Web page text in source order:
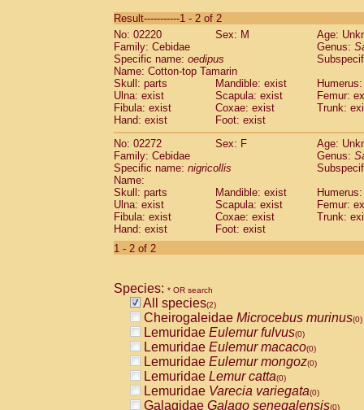
CebidaeSaguinus labiatus(0)
Cebidae Saguinus leucopus (0)
Cebidae
CebidaeSaguinus mystax
Cebidae Saguinus nigricollis (1)
Cebidae Saguinus oedipus
Cebidae Saguinus weddelli
Cebidae Saguinusspp.
Cebidae Aotus trivirgatus
Cebidae
CebidaeCebus apella
Cebidae
Cebidae Cebus nigrivittatus
Cebidae Cebusspp.(0)
Cebidae Saimiri boliviensis
CebidaeSaimiri sciureus(0)
AtelidaeAlouatta caraya(0)
Atelidae Alouatta seniculus
AtelidaeAlouatta
AtelidaeAteles belzebuth(0)
AtelidaeAteles geoffroyi(0)
AtelidaeAteles paniscus(0)
AtelidaeAtelesspp. (0)
AtelidaeLagothrix lagothricha
AtelidaeLagothrix lagothricha cana
PitheciidaeCacajao calvus
Result-----------1 - 2 of 2
No: 02220
Sex: M
Age:
Family: Cebidae
Genus:
Specific name: oedipus
Name: Cotton-top Tamarin
Skull: parts
Mandible: exist
Ulna: exist
Scapula: exist
Femur:
Fibula: exist
Coxae: exist
Trunk:
Hand: exist
Foot: exist
No: 02272
Sex: F
Age:
Family: Cebidae
Genus:
Specific name: nigricollis
Name:
Skull: parts
Mandible: exist
Ulna: exist
Scapula: exist
Femur:
Fibula: exist
Coxae: exist
Trunk:
Hand: exist
Foot: exist
1 - 2 of 2
Species: * OR search
All species(2)
Cheirogaleidae Microcebus murinus(0)
Lemuridae Eulemur fulvus(0)
Lemuridae Eulemur macaco(0)
Lemuridae Eulemur mongoz(0)
Lemuridae Lemur catta(0)
Lemuridae Varecia variegata(0)
Galagidae Galago senegalensis(0)